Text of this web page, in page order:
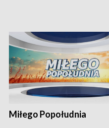
Miłego Popołudnia